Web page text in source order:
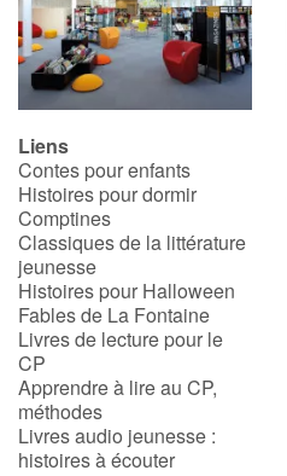
Liens
Contes pour enfants
Histoires pour dormir
Comptines
Classiques de la littérature
jeunesse
Histoires pour Halloween
Fables de La Fontaine
Livres de lecture pour le
CP
Apprendre à lire au CP,
méthodes
Livres audio jeunesse :
histoires à écouter